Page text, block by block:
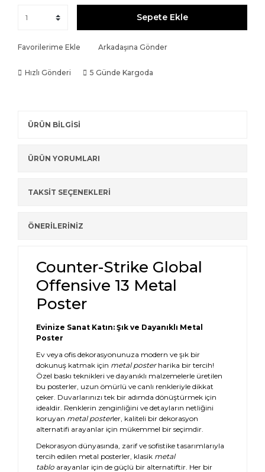
Sepete Ekle
Favorilerime Ekle Arkadaşına Gönder
Hızlı Gönderi 5 Günde Kargoda
ÜRÜN BİLGİSİ
ÜRÜN YORUMLARI
TAKSİT SEÇENEKLERİ
ÖNERİLERİNİZ
Counter-Strike Global
Offensive 13 Metal
Poster
Evinize Sanat Katın: Şık ve Dayanıklı Metal
Poster
Ev veya ofis dekorasyonunuza modern ve şık bir
dokunuş katmak için metal posterharika bir tercih!
Özel baskı teknikleri ve dayanıklı malzemelerle üretilen
bu posterler, uzun ömürlü ve canlı renkleriyle dikkat
çeker. Duvarlarınızı tek bir adımda dönüştürmek için
idealdir. Renklerin zenginliğini ve detayların netliğini
koruyan metal posterler, kaliteli bir dekorasyon
alternatifi arayanlar için mükemmel bir seçimdir.
Dekorasyon dünyasında, zarif ve sofistike tasarımlarıyla
tercih edilen metal posterler, klasik metal
tablo arayanlar için de güçlü bir alternatiftir. Her bir